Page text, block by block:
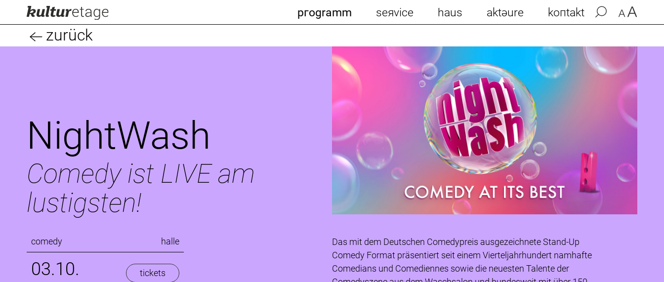
pгogramm seяvice haus aktəure koпtakt
zurück
NightWash
Comedy ist LIVE am
lustigsten!
comedy halle
03.10. tickets
Das mit dem Deutschen Comedypreis ausgezeichnete Stand-Up
Comedy Format präsentiert seit einem Vierteljahrhundert namhafte
Comedians und Comediennes sowie die neuesten Talente der